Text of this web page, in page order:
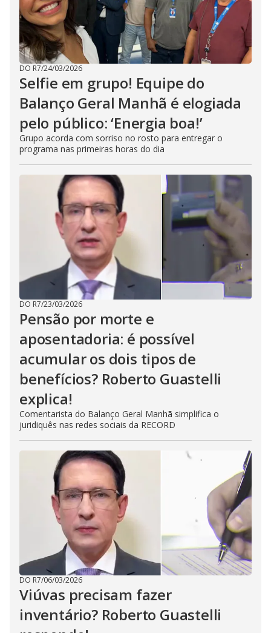
DO R7/24/03/2026
Selfie em grupo! Equipe do
Balanço Geral Manhã é elogiada
pelo público: ‘Energia boa!’
Grupo acorda com sorriso no rosto para entregar o
programa nas primeiras horas do dia
DO R7/23/03/2026
Pensão por morte e
aposentadoria: é possível
acumular os dois tipos de
benefícios? Roberto Guastelli
explica!
Comentarista do Balanço Geral Manhã simplifica o
juridiquês nas redes sociais da RECORD
DO R7/06/03/2026
Viúvas precisam fazer
inventário? Roberto Guastelli